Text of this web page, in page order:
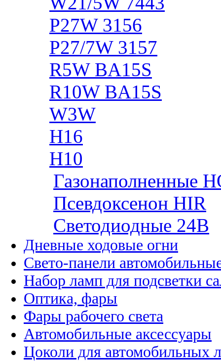
P27W 3156
P27/7W 3157
R5W BA15S
R10W BA15S
W3W
H16
H10
Газонаполненные
Псевдоксенон HIR
Cветодиодные 24B
Дневные ходовые огни
Свето-панели
Набор ламп для подсветки
Оптика, фары
Фары рабочего света
Автомобильные аксессуары
Цоколи для автомобильных